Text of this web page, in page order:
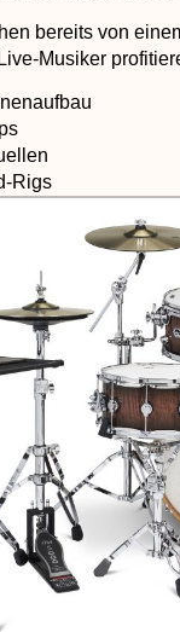
bereits von
Musiker
Rigs